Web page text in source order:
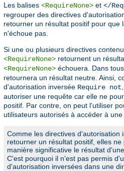
Les balises <RequireNone> et </
regrouper des directives
retourner un résultat positif pour que
n'échoue pas.
Si une ou plusieurs directives
<RequireNone> retournent un
<RequireNone> échouera. Dans
retournera un résultat neutre. Ainsi,
d'autorisation inversée Require not
autoriser une requête car elle ne
positif. Par contre, on peut l'utiliser
utilisateurs autorisés à accéder à une
Comme les directives d'autorisation
retourner un résultat positif, elles
manière significative le résultat
C'est pourquoi il n'est pas permis
d'autorisation inversées dans une